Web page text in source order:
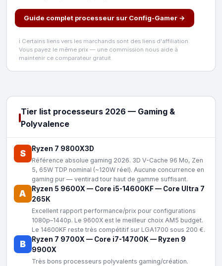
Guide complet processeur sur Config-Gamer →
ℹ️ Certains liens vers les marchands sont des liens d'affiliation.
Vous payez le même prix — une commission nous aide à
maintenir ce comparateur gratuit.
Tier list processeurs 2026 — Gaming &
Polyvalence
S Ryzen 7 9800X3D
Référence absolue gaming 2026. 3D V-Cache 96 Mo, Zen
5, 65W TDP nominal (~120W réel). Aucune concurrence en
gaming pur — ventirad tour haut de gamme suffisant.
A Ryzen 5 9600X — Core i5-14600KF— Core Ultra 7
265K
Excellent rapport performance/prix pour configurations
1080p–1440p. Le 9600X est le meilleur choix AM5 budget.
Le 14600KF reste très compétitif sur LGA1700 sous 200 €.
B Ryzen 7 9700X — Core i7-14700K — Ryzen 9
9900X
Très bons processeurs polyvalents gaming/création.